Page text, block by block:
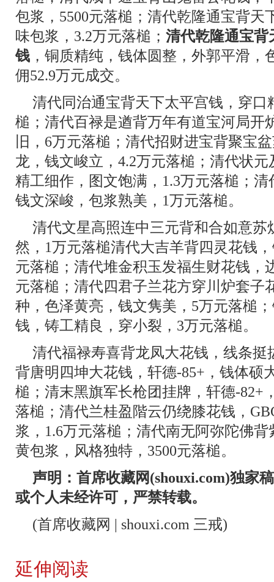
包浆，5500元落槌；清代乾隆通宝背天
味包浆，3.2万元落槌； 清代乾隆通宝背
钱 ，铜质精纯，钱体圆整，外郭平滑，
佣52.9万元成交。
清代同治通宝背天下太平宫钱，穿口
槌；清代百禄是遒背万年有道宝河局开
旧，6万元落槌；清代招财进宝背聚宝
龙，钱文峻立，4.2万元落槌；清代状
精工细作，图文饱满，1.3万元落槌；
钱文深峻，包浆熟美，1万元落槌。
清代文星高照连中三元背和合如意
然，1万元落槌清代大吉羊背四灵花钱
元落槌；清代堆金积玉发福生财花钱，
元落槌；清代四君子兰花方穿川炉套子
种，色泽黄亮，钱文隽美，5万元落槌
钱，铸工精良，穿小裂，3万元落槌。
清代福禄寿喜背龙凤大花钱，线条挺
背唐明四坤大花钱，轩德-85+，钱体硕
槌；清末黑旗军长枪团挂牌，轩德-82+
落槌；清代兰桂盈階云仍绕膝花钱，
浆，1.6万元落槌；清代南无阿弥陀佛
黄包浆，风格独特，3500元落槌。
声明：首席收藏网(shouxi.com)独家
或个人未经许可，严禁转载。
(首席收藏网 | shouxi.com 三戒)
延伸阅读